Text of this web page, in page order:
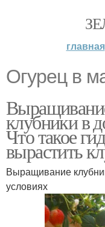
главная
Огурец в
клубники в
Что такое
вырастить
Выращивание
условиях